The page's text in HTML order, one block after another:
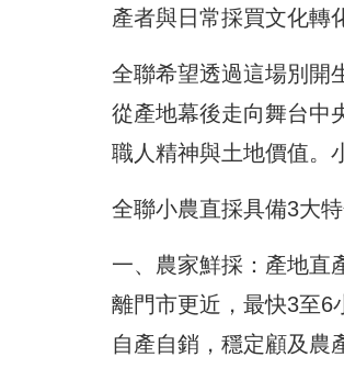
產者與日常採買文化轉
全聯希望透過這場別開
從產地幕後走向舞台中
職人精神與土地價值。
全聯小農直採具備3大
一、農家鮮採：產地直
離門市更近，最快3至6
自產自銷，穩定顧及農